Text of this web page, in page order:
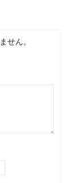
せん。